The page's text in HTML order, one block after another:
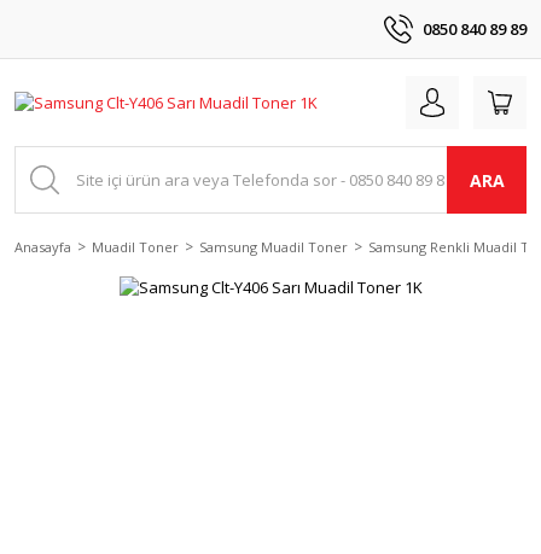
0850 840 89 89
ARA
Anasayfa Muadil Toner Samsung Muadil Toner Samsung Renkli Muadil